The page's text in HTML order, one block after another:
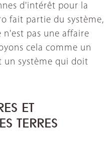
d'intérêt pour la
fait partie du système,
n'est pas une affaire
cela comme un
un système qui doit
ET
TERRES